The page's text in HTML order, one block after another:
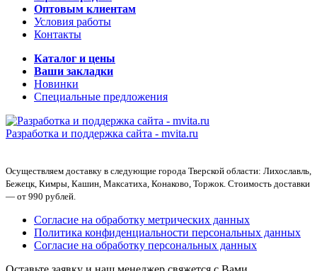
Оптовым клиентам
Условия работы
Контакты
Каталог и цены
Ваши закладки
Новинки
Специальные предложения
Разработка и поддержка сайта - mvita.ru
Осуществляем доставку в следующие города Тверской области: Лихославль,
Бежецк, Кимры, Кашин, Максатиха, Конаково, Торжок. Стоимость доставки
— от 990 рублей.
Согласие на обработку метрических данных
Политика конфиденциальности персональных данных
Согласие на обработку персональных данных